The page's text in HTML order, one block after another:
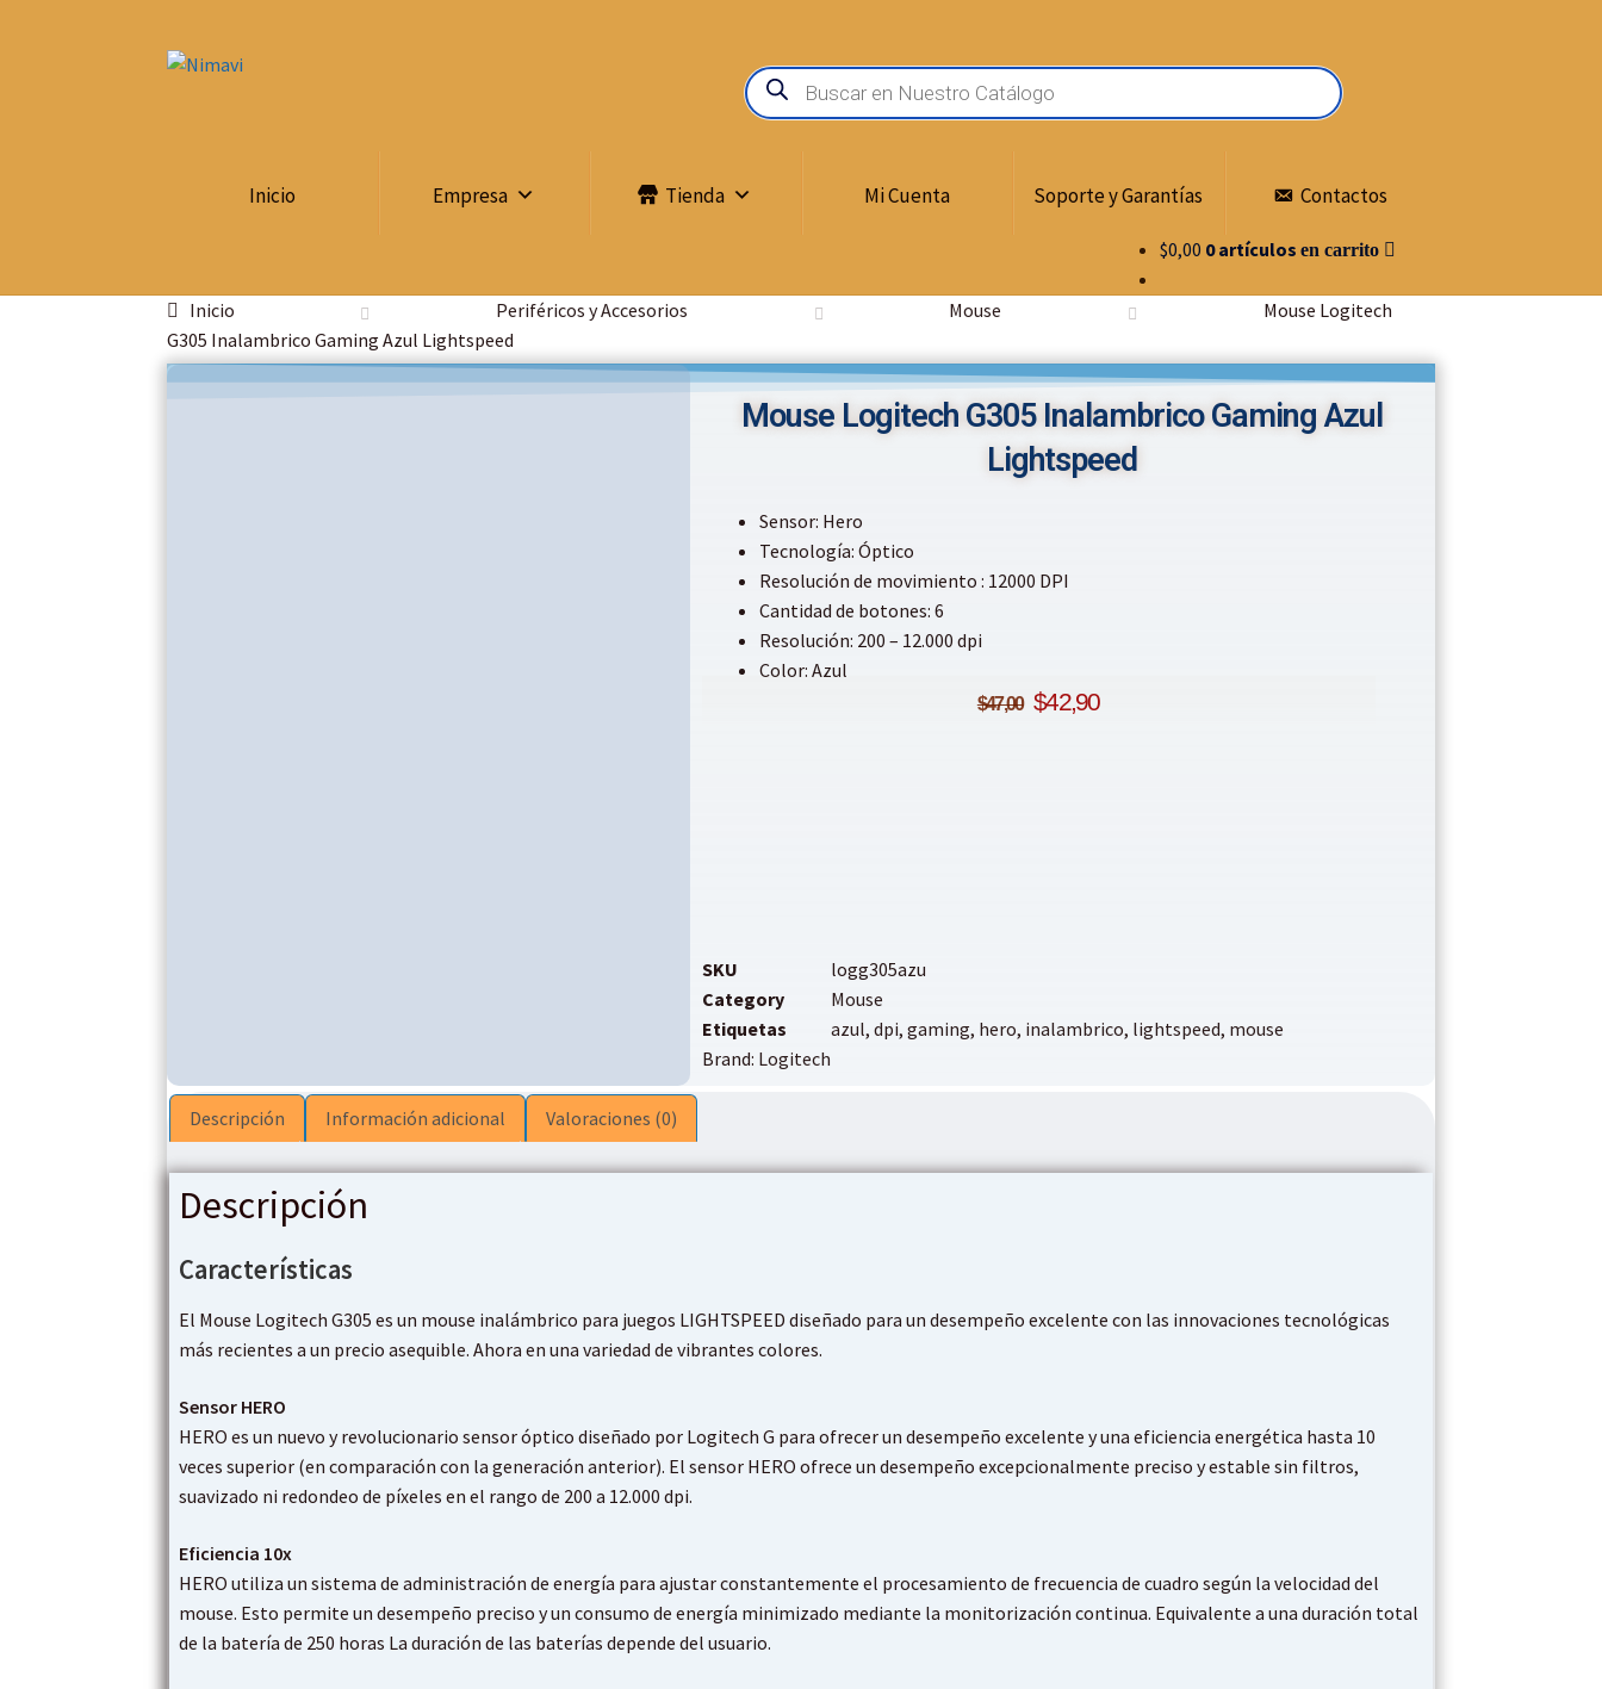
Inicio Empresa Tienda Mi Cuenta Soporte y Garantías Contactos
$0,00 0 artículos
Inicio Periféricos y Accesorios Mouse
Mouse Logitech
G305 Inalambrico Gaming Azul Lightspeed
Mouse Logitech G305 Inalambrico Gaming Azul
Lightspeed
Sensor: Hero
Tecnología: Óptico
Resolución de movimiento : 12000 DPI
Cantidad de botones: 6
Resolución: 200 – 12.000 dpi
Color: Azul
$47,00 $42,90
SKU
logg305azu
Category
Mouse
Etiquetas
azul, dpi, gaming, hero, inalambrico, lightspeed, mouse
Brand: Logitech
Descripción Información adicional Valoraciones (0)
Descripción
Características
El Mouse Logitech G305 es un mouse inalámbrico para juegos LIGHTSPEED diseñado para un desempeño excelente con las innovaciones tecnológicas
más recientes a un precio asequible. Ahora en una variedad de vibrantes colores.
Sensor HERO
HERO es un nuevo y revolucionario sensor óptico diseñado por Logitech G para ofrecer un desempeño excelente y una eficiencia energética hasta 10
veces superior (en comparación con la generación anterior). El sensor HERO ofrece un desempeño excepcionalmente preciso y estable sin filtros,
suavizado ni redondeo de píxeles en el rango de 200 a 12.000 dpi.
Eficiencia 10x
HERO utiliza un sistema de administración de energía para ajustar constantemente el procesamiento de frecuencia de cuadro según la velocidad del
mouse. Esto permite un desempeño preciso y un consumo de energía minimizado mediante la monitorización continua. Equivalente a una duración total
de la batería de 250 horas La duración de las baterías depende del usuario.